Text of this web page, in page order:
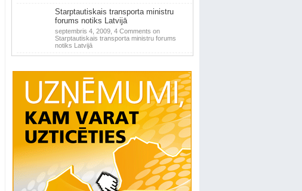
Starptautiskais transporta ministru
forums notiks Latvijā
septembris 4, 2009, 4 Comments on
Starptautiskais transporta ministru forums
notiks Latvijā